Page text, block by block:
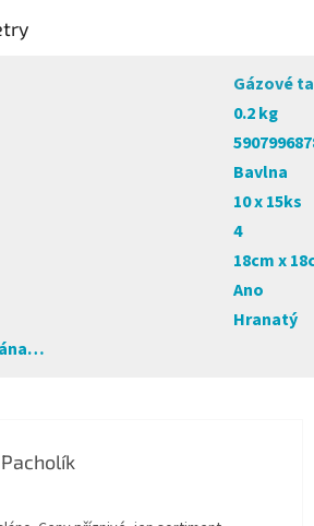
Gázové
0.2 kg
Bavlna
10 x 15ks
4
18cm x
Ano
Hranatý
obchodu je 4 z 5 hvězdiček.